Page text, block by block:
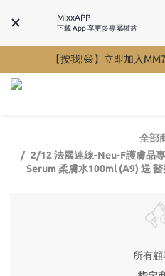
MixxAPP
下載 App 享更多專屬權益
【按我!😆】立即加入
全部
2/12 法國連線-Neu-F護膚品
Serum 柔膚水100ml (A9) 送
所有顧